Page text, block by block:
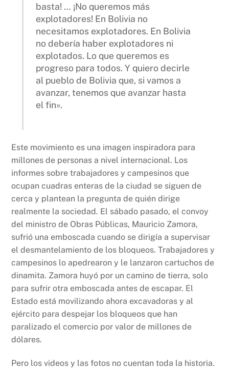
basta! … ¡No queremos más
explotadores! En Bolivia no
necesitamos explotadores. En Bolivia
no debería haber explotadores ni
explotados. Lo que queremos es
progreso para todos. Y quiero decirle
al pueblo de Bolivia que, si vamos a
avanzar, tenemos que avanzar hasta
el fin».
Este movimiento es una imagen inspiradora para
millones de personas a nivel internacional. Los
informes sobre trabajadores y campesinos que
ocupan cuadras enteras de la ciudad se siguen de
cerca y plantean la pregunta de quién dirige
realmente la sociedad. El sábado pasado, el convoy
del ministro de Obras Públicas, Mauricio Zamora,
sufrió una emboscada cuando se dirigía a supervisar
el desmantelamiento de los bloqueos. Trabajadores y
campesinos lo apedrearon y le lanzaron cartuchos de
dinamita. Zamora huyó por un camino de tierra, solo
para sufrir otra emboscada antes de escapar. El
Estado está movilizando ahora excavadoras y al
ejército para despejar los bloqueos que han
paralizado el comercio por valor de millones de
dólares.
Pero los videos y las fotos no cuentan toda la historia.